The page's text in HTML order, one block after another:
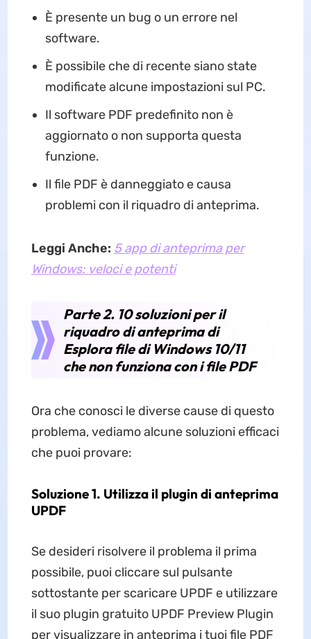
È presente un bug o un errore nel
software.
È possibile che di recente siano state
modificate alcune impostazioni sul PC.
Il software PDF predefinito non è
aggiornato o non supporta questa
funzione.
Il file PDF è danneggiato e causa
problemi con il riquadro di anteprima.
Leggi Anche: 5 app di anteprima per
Windows: veloci e potenti
Parte 2. 10 soluzioni per il
riquadro di anteprima di
Esplora file di Windows 10/11
che non funziona con i file PDF
Ora che conosci le diverse cause di questo
problema, vediamo alcune soluzioni efficaci
che puoi provare:
Soluzione 1. Utilizza il plugin di anteprima
UPDF
Se desideri risolvere il problema il prima
possibile, puoi cliccare sul pulsante
sottostante per scaricare UPDF e utilizzare
il suo plugin gratuito UPDF Preview Plugin
per visualizzare in anteprima i tuoi file PDF